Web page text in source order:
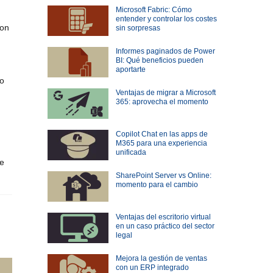
Microsoft Fabric: Cómo
entender y controlar los costes
sin sorpresas
Informes paginados de Power
BI: Qué beneficios pueden
aportarte
Ventajas de migrar a Microsoft
365: aprovecha el momento
Copilot Chat en las apps de
M365 para una experiencia
unificada
SharePoint Server vs Online:
momento para el cambio
Ventajas del escritorio virtual
en un caso práctico del sector
legal
Mejora la gestión de ventas
con un ERP integrado